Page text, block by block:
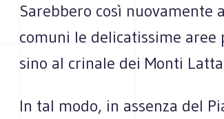
Sarebbero così
comuni le delicatissime
sino al crinale dei Monti
In tal modo, in assenza del